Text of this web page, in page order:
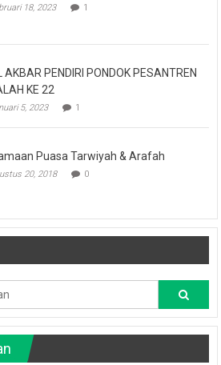
18, 2023 1
AKBAR PENDIRI PONDOK PESANTREN
KE 22
5, 2023 1
Puasa Tarwiyah & Arafah
20, 2018 0